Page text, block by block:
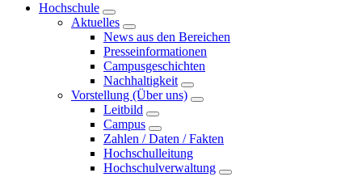
Hochschule
Aktuelles
News aus den Bereichen
Presseinformationen
Campusgeschichten
Nachhaltigkeit
Vorstellung (Über uns)
Leitbild
Campus
Zahlen / Daten / Fakten
Hochschulleitung
Hochschulverwaltung